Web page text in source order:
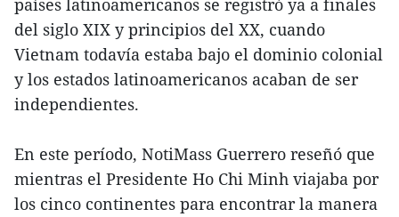
países latinoamericanos se registró ya a finales
del siglo XIX y principios del XX, cuando
Vietnam todavía estaba bajo el dominio colonial
y los estados latinoamericanos acaban de ser
independientes.
En este período, NotiMass Guerrero reseñó que
mientras el Presidente Ho Chi Minh viajaba por
los cinco continentes para encontrar la manera